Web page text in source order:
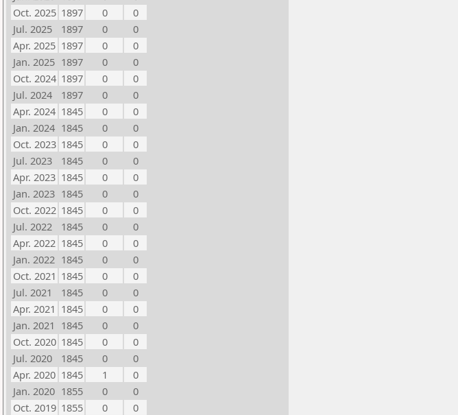
Oct. 2025 1897 0
0
Jul. 2025
1897 0
0
Apr. 2025 1897 0
0
Jan. 2025 1897 0
0
Oct. 2024 1897 0
0
Jul. 2024
1897 0
0
Apr. 2024 1845 0
0
Jan. 2024 1845 0
0
Oct. 2023 1845 0
0
Jul. 2023
1845 0
0
Apr. 2023 1845 0
0
Jan. 2023 1845 0
0
Oct. 2022 1845 0
0
Jul. 2022
1845 0
0
Apr. 2022 1845 0
0
Jan. 2022 1845 0
0
Oct. 2021 1845 0
0
Jul. 2021
1845 0
0
Apr. 2021 1845 0
0
Jan. 2021 1845 0
0
Oct. 2020 1845 0
0
Jul. 2020
1845 0
0
Apr. 2020 1845 1
0
Jan. 2020 1855 0
0
Oct. 2019 1855 0
0